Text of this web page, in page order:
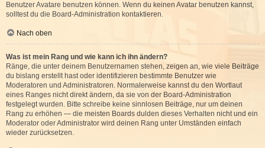
Benutzer Avatare benutzen können. Wenn du keinen Avatar benutzen kannst,
solltest du die Board-Administration kontaktieren.
Nach oben
Was ist mein Rang und wie kann ich ihn ändern?
Ränge, die unter deinem Benutzernamen stehen, zeigen an, wie viele Beiträge
du bislang erstellt hast oder identifizieren bestimmte Benutzer wie
Moderatoren und Administratoren. Normalerweise kannst du den Wortlaut
eines Ranges nicht direkt ändern, da sie von der Board-Administration
festgelegt wurden. Bitte schreibe keine sinnlosen Beiträge, nur um deinen
Rang zu erhöhen — die meisten Boards dulden dieses Verhalten nicht und ein
Moderator oder Administrator wird deinen Rang unter Umständen einfach
wieder zurücksetzen.